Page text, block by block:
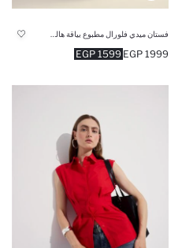
1599 EGP 1999 EGP